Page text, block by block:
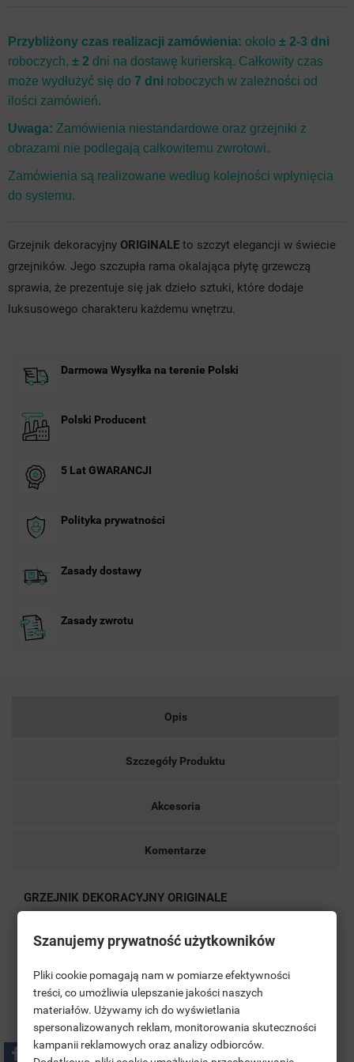
Przybliżony czas realizacji zamówienia: około ± 2-3 dni
roboczych, ± 2 dni na dostawę kurierską. Całkowity czas
może wydłużyć się do 7 dni roboczych w zależności od
ilości zamówień.
Uwaga: Zamówienia niestandardowe oraz grzejniki z
obrazami nie podlegają całkowitemu zwrotowi.
Zamówienia są realizowane według kolejności wpłynięcia
do systemu.
Grzejnik dekoracyjny ORIGINALE to szczyt elegancji w świecie
grzejników. Jego szczupła rama okalająca płytę grzewczą
sprawia, że prezentuje się jak dzieło sztuki, które dodaje
luksusowego charakteru każdemu wnętrzu.
Darmowa Wysyłka na terenie Polski
Polski Producent
5 Lat GWARANCJI
Polityka prywatności
Zasady dostawy
Zasady zwrotu
Opis
Szczegóły Produktu
Akcesoria
Komentarze
GRZEJNIK DEKORACYJNY ORIGINALE
komponuje się zarówno z tradycyjnym jak i nowoczesnym
stylem wnętrz.
Jego niezwykła funkcjonalność opiera się na
zaawansowanej technologii, która zapewnia szybkie i
MOJE LISTY ŻYCZEŃ
((TITLE))
ZALOGUJ SIĘ
Szanujemy prywatność użytkowników
Pliki cookie pomagają nam w pomiarze efektywności
treści, co umożliwia ulepszanie jakości naszych
materiałów. Używamy ich do wyświetlania
spersonalizowanych reklam, monitorowania skuteczności
kampanii reklamowych oraz analizy odbiorców.